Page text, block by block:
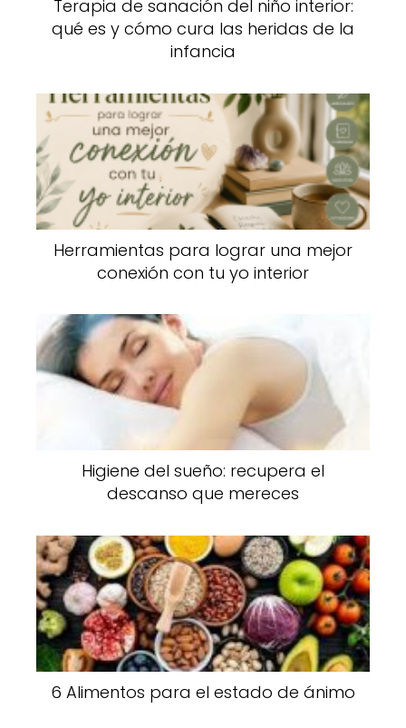
Terapia de sanación del niño interior:
qué es y cómo cura las heridas de la
infancia
Herramientas para lograr una mejor
conexión con tu yo interior
Higiene del sueño: recupera el
descanso que mereces
6 Alimentos para el estado de ánimo